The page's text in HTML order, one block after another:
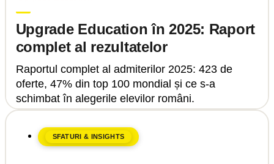
Upgrade Education în 2025: Raport
complet al rezultatelor
Raportul complet al admiterilor 2025: 423 de
oferte, 47% din top 100 mondial și ce s-a
schimbat în alegerile elevilor români.
SFATURI & INSIGHTS